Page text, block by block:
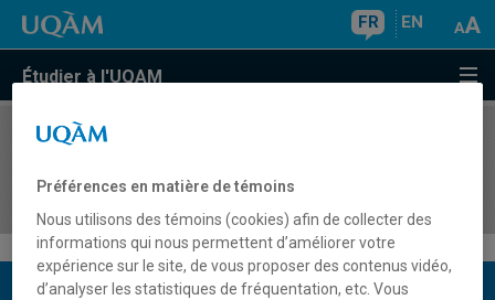
FR EN
Étudier à l'UQAM
COURS//
intervenir
Description du cours
Préférences en matière de témoins
Nous utilisons des témoins (cookies) afin de collecter des
informations qui nous permettent d’améliorer votre
expérience sur le site, de vous proposer des contenus vidéo,
d’analyser les statistiques de fréquentation, etc. Vous